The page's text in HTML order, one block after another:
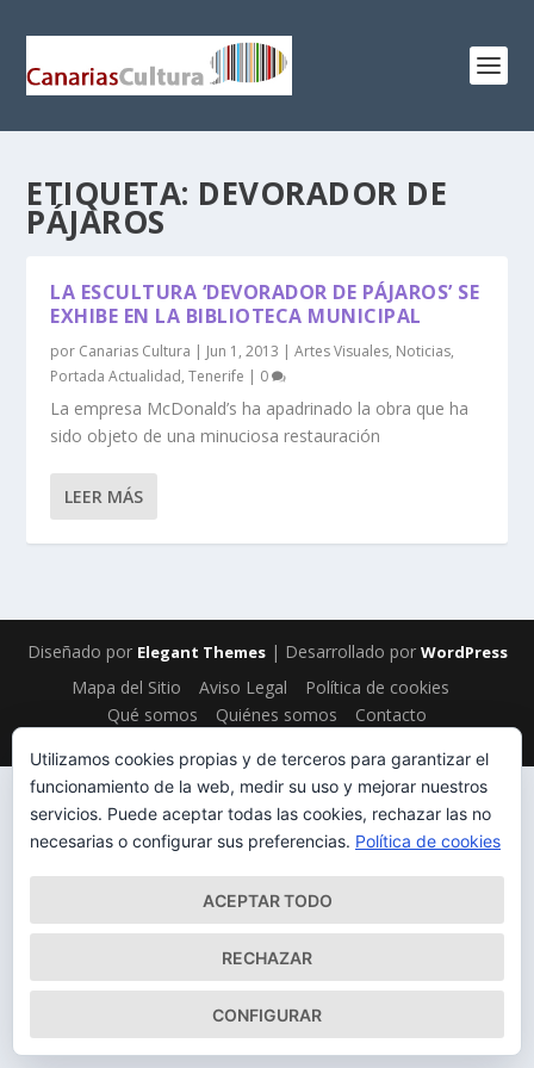
ETIQUETA: DEVORADOR DE
PÁJAROS
LA ESCULTURA ‘DEVORADOR DE PÁJAROS’ SE
EXHIBE EN LA BIBLIOTECA MUNICIPAL
por Canarias Cultura | Jun 1, 2013 |Artes Visuales, Noticias,
Portada Actualidad,Tenerife | 0
La empresa McDonald’s ha apadrinado la obra que ha
sido objeto de una minuciosa restauración
LEER MÁS
Diseñado por Elegant Themes| Desarrollado por WordPress
Mapa del Sitio Aviso Legal
Política de cookies
Qué somos
Quiénes somos Contacto
Utilizamos cookies propias y de terceros para garantizar el
funcionamiento de la web, medir su uso y mejorar nuestros
servicios. Puede aceptar todas las cookies, rechazar las no
necesarias o configurar sus preferencias. Política de cookies
ACEPTAR TODO
RECHAZAR
CONFIGURAR